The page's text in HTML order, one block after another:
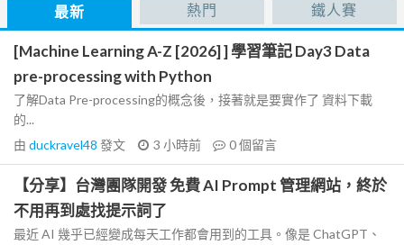
最新 熱門 鐵人賽
[Machine Learning A-Z [2026] ] 學習筆記 Day3 Data
pre-processing with Python
了解Data Pre-processing的概念後，接著就是要實作了 資料下載
的...
由 duckravel48 發文 3 小時前 0個留言
【分享】台灣團隊開發 免費 AI Prompt 管理網站，終於
不用再到處找提示詞了
最近 AI 幾乎已經變成每天工作都會用到的工具。像是 ChatGPT、